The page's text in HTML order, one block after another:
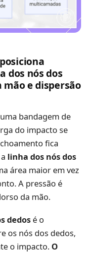
dos nós dos
mão e dispersão
bandagem de
do impacto se
fica
linha dos nós dos
área maior em vez
A pressão é
da mão.
dedos é o
os nós dos dedos,
o impacto. O